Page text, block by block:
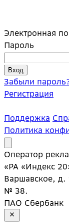
Электронная
Пароль
Забыли
Регистрация
Поддержка
Политика
Оператор
«РА «Индекс
Варшавское, д.
№ 38.
ПАО Сбербанк